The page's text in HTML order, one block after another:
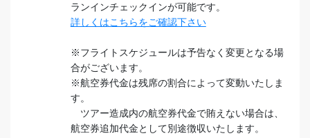
ランインチェックインが可能です。
詳しくはこちらをご確認下さい
※フライトスケジュールは予告なく変更となる場
合がございます。
※航空券代金は残席の割合によって変動いたしま
す。
ツアー造成内の航空券代金で賄えない場合は、
航空券追加代金として別途徴収いたします。